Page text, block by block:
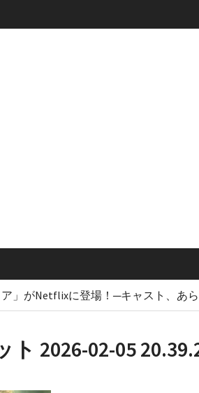
」がNetflixに登場！─キャスト、あ
2026-02-05